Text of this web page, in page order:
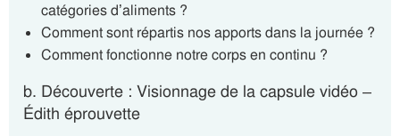
catégories d’aliments ?
Comment sont répartis nos apports dans la journée ?
Comment fonctionne notre corps en continu ?
b. Découverte : Visionnage de la capsule vidéo –
Édith éprouvette